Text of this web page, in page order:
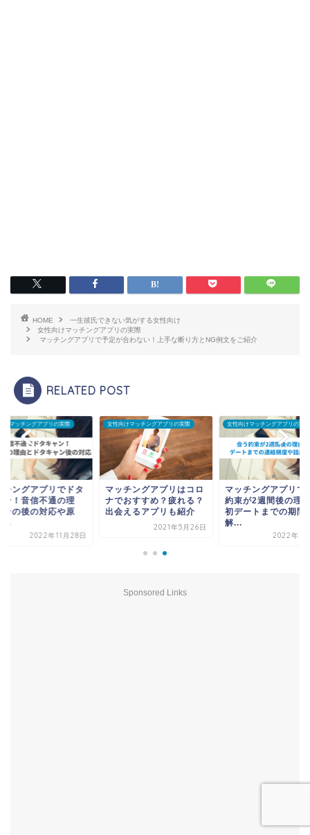
HOME
一生彼氏できない気がする女性向け
女性向けマッチングアプリの実際
マッチングアプリで予定が合わない！上手な断り方とNG例文をご紹介
RELATED POST
けマッチングアプリの実際
チングアプリでドタ
ン！音信不通の理
その後の対応や原
...
2022年11月28日
女性向けマッチングアプリの実際
マッチングアプリはコロ
ナでおすすめ？疲れる？
出会えるアプリも紹介
2021年5月26日
女性向けマッチングアプリの実際
マッチングアプリで
約束が2週間後の理
初デートまでの期間
解...
2022年7
Sponsored Links